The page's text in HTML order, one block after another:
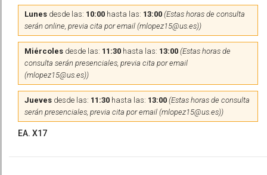
Lunes desde las: 10:00 hasta las: 13:00 (Estas horas de consulta
serán online, previa cita por email (mlopez15@us.es))
Miércoles desde las: 11:30 hasta las: 13:00 (Estas horas de
consulta serán presenciales, previa cita por email
(mlopez15@us.es))
Jueves desde las: 11:30 hasta las: 13:00 (Estas horas de consulta
serán presenciales, previa cita por email (mlopez15@us.es))
EA. X17